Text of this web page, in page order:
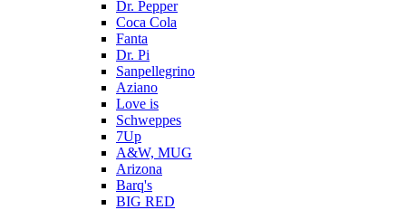
Dr. Pepper
Coca Cola
Fanta
Dr. Pi
Sanpellegrino
Aziano
Love is
Schweppes
7Up
A&W, MUG
Arizona
Barq's
BIG RED